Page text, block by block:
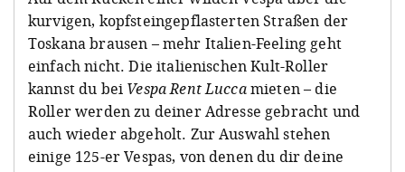
kurvigen, kopfsteingepflasterten Straßen der
Toskana brausen – mehr Italien-Feeling geht
einfach nicht. Die italienischen Kult-Roller
kannst du bei Vespa Rent Luccamieten – die
Roller werden zu deiner Adresse gebracht und
auch wieder abgeholt. Zur Auswahl stehen
einige 125-er Vespas, von denen du dir deine